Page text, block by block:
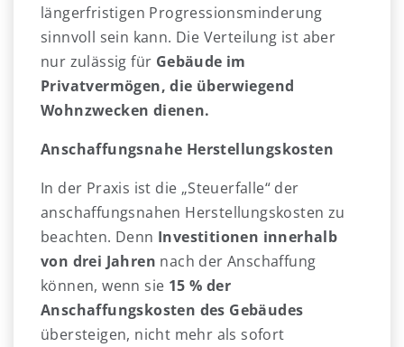
längerfristigen Progressionsminderung
sinnvoll sein kann. Die Verteilung ist aber
nur zulässig für Gebäude im
Privatvermögen, die überwiegend
Wohnzwecken dienen.
Anschaffungsnahe Herstellungskosten
In der Praxis ist die „Steuerfalle“ der
anschaffungsnahen Herstellungskosten zu
beachten. Denn Investitionen innerhalb
von drei Jahren nach der Anschaffung
können, wenn sie 15 % der
Anschaffungskosten des Gebäudes
übersteigen, nicht mehr als sofort